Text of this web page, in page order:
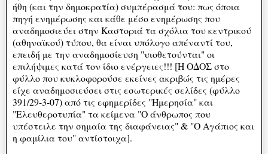
ήθη (και την δημοκρατία) συμπέρασμά του: πως όποια
πηγή ενημέρωσης και κάθε μέσο ενημέρωσης που
αναδημοσιεύει στην Καστοριά τα σχόλια του κεντρικού
(αθηναϊκού) τύπου, θα είναι υπόλογο απέναντί του,
επειδή με την αναδημοσίευση "υιοθετούνται" οι
επιλήψιμες κατά τον ίδιο ενέργειες!!! [Η ΟΔΟΣ στο
φύλλο που κυκλοφορούσε εκείνες ακριβώς τις ημέρες
είχε αναδημοσιεύσει στις εσωτερικές σελίδες (φύλλο
391/29-3-07) από τις εφημερίδες "Ημερησία" και
"Ελευθεροτυπία" τα κείμενα "Ο άνθρωπος που
υπέστειλε την σημαία της διαφάνειας" & "Ο Αγάπιος και
η φαμίλια του" αντίστοιχα].